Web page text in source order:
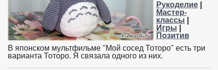
Рукоделие|
Мастер-
классы
Игры
Позитив
В японском мультфильме "Мой сосед Тоторо" есть три
варианта Тоторо. Я связала одного из них.